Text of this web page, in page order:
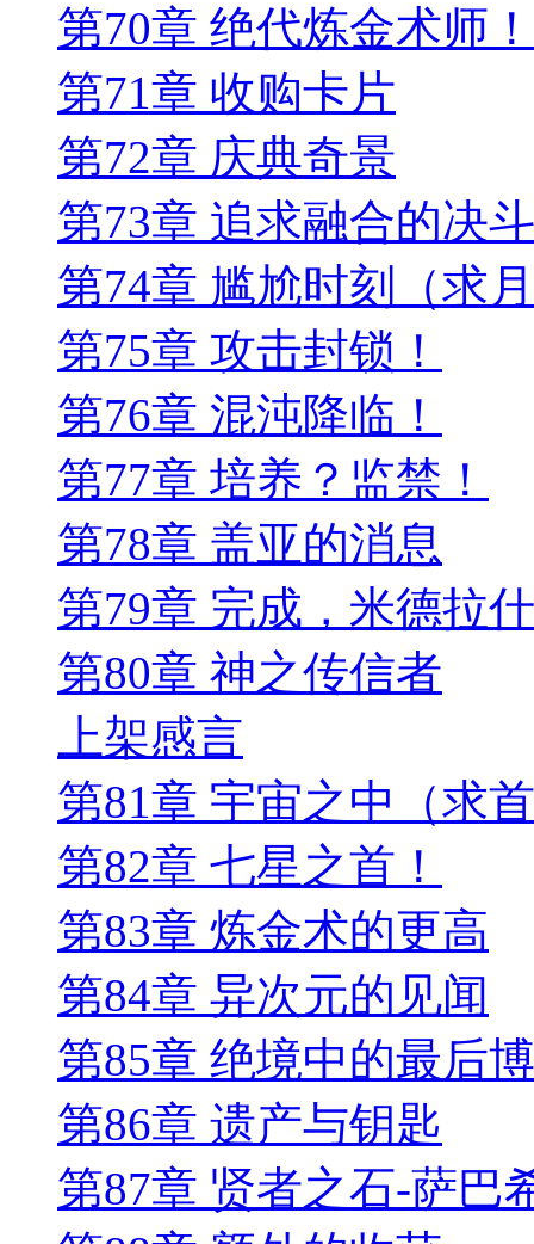
第70章 绝代炼金术师
第71章 收购卡片
第72章 庆典奇景
第73章 追求融合的决
第74章 尴尬时刻（求
第75章 攻击封锁！
第76章 混沌降临！
第77章 培养？监禁！
第78章 盖亚的消息
第79章 完成，米德拉
第80章 神之传信者
上架感言
第81章 宇宙之中（求
第82章 七星之首！
第83章 炼金术的更高
第84章 异次元的见闻
第85章 绝境中的最后
第86章 遗产与钥匙
第87章 贤者之石-萨巴